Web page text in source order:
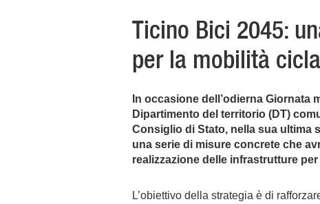
Ticino Bici 2045:
per la mobilità
In occasione dell’odierna Giornata
Dipartimento del territorio (DT)
Consiglio di Stato, nella sua ultima
una serie di misure concrete che
realizzazione delle infrastrutture
L’obiettivo della strategia è di